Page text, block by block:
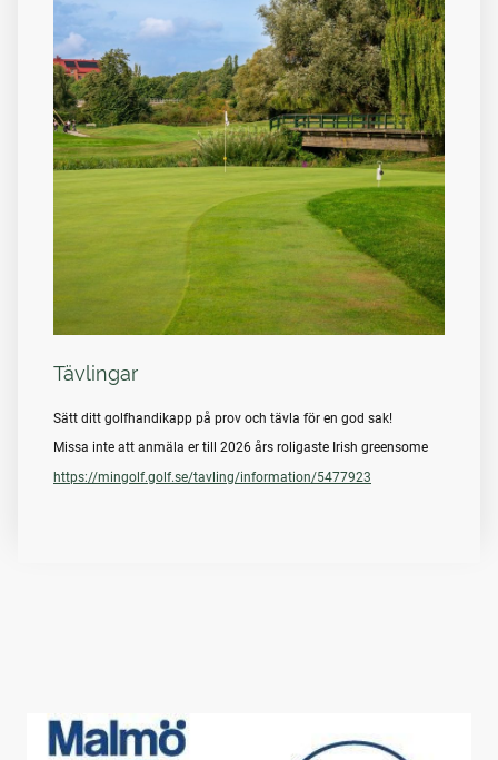
Tävlingar
Sätt ditt golfhandikapp på prov och tävla för en god sak!
Missa inte att anmäla er till 2026 års roligaste Irish greensome
https://mingolf.golf.se/tavling/information/5477923